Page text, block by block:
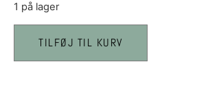
1 på lager
TILFØJ TIL KURV